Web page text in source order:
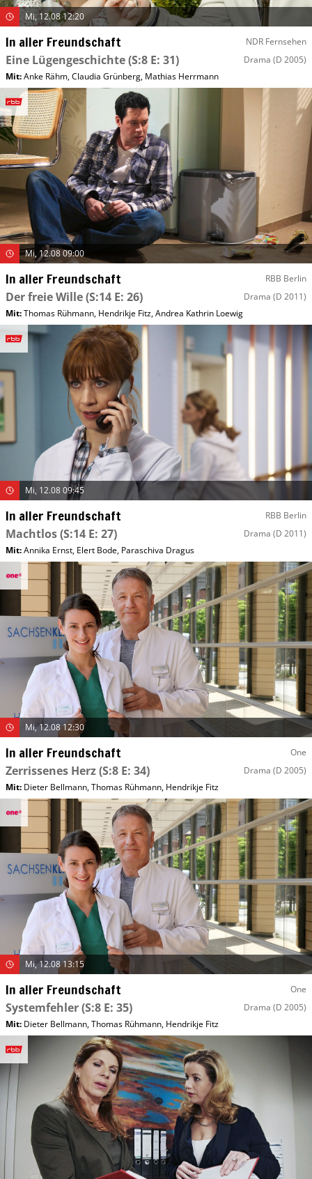
Mi, 12.08 12:20
In aller Freundschaft NDR Fernsehen
Eine Lügengeschichte(S:8 E: 31) Drama (D 2005)
Mit:Anke Rähm,Claudia Grünberg, Mathias Herrmann
Mi, 12.08 09:00
In aller Freundschaft RBB Berlin
Der freie Wille(S:14 E: 26) Drama (D 2011)
Mit:Thomas Rühmann, Hendrikje Fitz,Andrea Kathrin Loewig
Mi, 12.08 09:45
In aller Freundschaft RBB Berlin
Machtlos(S:14 E: 27) Drama (D 2011)
Mit:Annika Ernst, Elert Bode, Paraschiva Dragus
Mi, 12.08 12:30
In aller Freundschaft One
Zerrissenes Herz(S:8 E: 34) Drama (D 2005)
Mit: Dieter Bellmann,Thomas Rühmann, Hendrikje Fitz
Mi, 12.08 13:15
In aller Freundschaft One
Systemfehler(S:8 E: 35) Drama (D 2005)
Mit: Dieter Bellmann,Thomas Rühmann, Hendrikje Fitz